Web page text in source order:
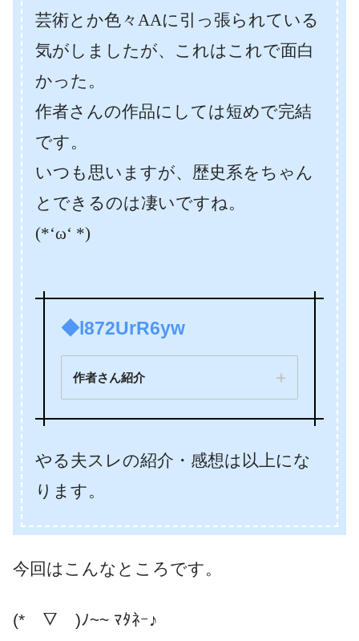
芸術とか色々AAに引っ張られている
気がしましたが、これはこれで面白
かった。
作者さんの作品にしては短めで完結
です。
いつも思いますが、歴史系をちゃん
とできるのは凄いですね。
(*‘ω‘ *)
◆l872UrR6yw
作者さん紹介
英雄を作ろ
やる夫スレの紹介・感想は以上にな
ります。
今回はこんなところです。
(*￣▽￣)ﾉ~~ ﾏﾀﾈｰ♪